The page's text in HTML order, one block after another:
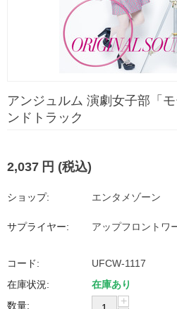
アンジュルム 演劇女子部「
ンドトラック
2,037 円 (税込)
ショップ: エンタメゾーン
サプライヤー: アップフロントワ
コード:
UFCW-1117
在庫状況:
在庫あり
数量:
+